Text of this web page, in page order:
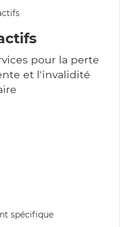
pour la perte
et l'invalidité